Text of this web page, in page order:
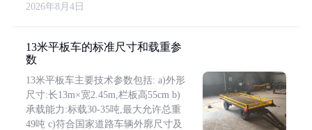
2026年8月4日
13米平板车的标准尺寸和载重参
数
13米平板车主要技术参数包括: a)外形
尺寸:长13m×宽2.45m,栏板高55cm b)
承载能力:标载30-35吨,最大允许总重
49吨 c)符合国家道路车辆外廓尺寸及